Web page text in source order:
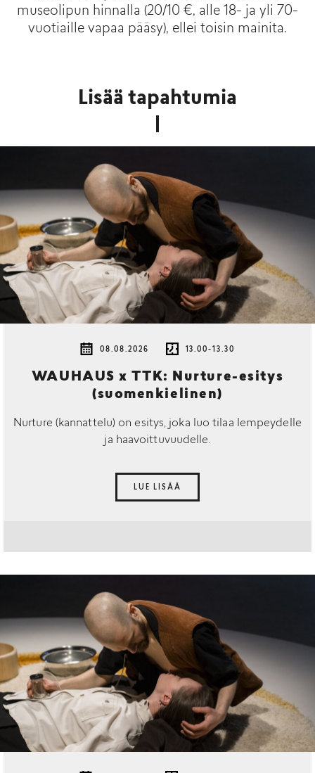
museolipun hinnalla (20/10 €, alle 18- ja yli 70-
vuotiaille vapaa pääsy), ellei toisin mainita.
Lisää tapahtumia
08.08.2026 13.00-13.30
WAUHAUS x TTK: Nurture-esitys
(suomenkielinen)
Nurture (kannattelu) on esitys, joka luo tilaa lempeydelle
ja haavoittuvuudelle.
LUE LISÄÄ